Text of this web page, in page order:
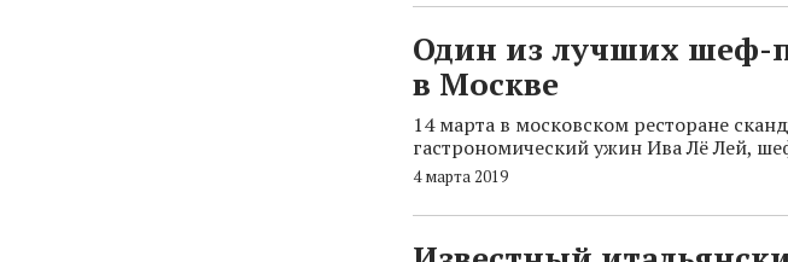
Один из лучших шеф-
в Москве
14 марта в московском ресторане
гастрономический ужин Ива Лё Лей,
4 марта 2019